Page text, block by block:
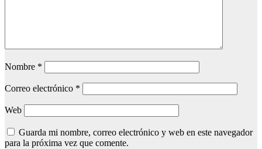
Nombre *
Correo electrónico *
Web
Guarda mi nombre, correo electrónico y web en este navegador
para la próxima vez que comente.